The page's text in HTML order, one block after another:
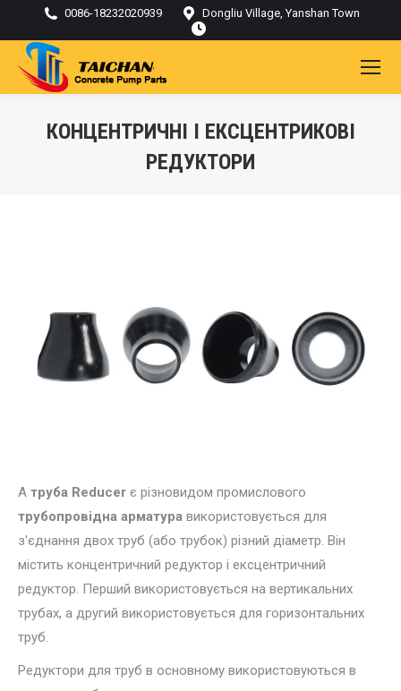
0086-18232020939 Dongliu Village, Yanshan Town
КОНЦЕНТРИЧНІ І ЕКСЦЕНТРИКОВІ
РЕДУКТОРИ
A труба Reducer є різновидом промислового
трубопровідна арматура використовується для
з'єднання двох труб (або трубок) різний діаметр. Він
містить концентричний редуктор і ексцентричний
редуктор. Перший використовується на вертикальних
трубах, а другий використовується для горизонтальних
труб.
Редуктори для труб в основному використовуються в